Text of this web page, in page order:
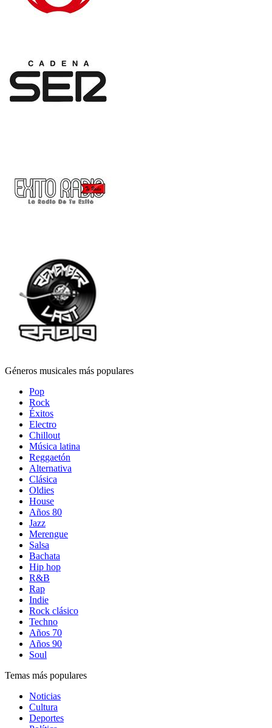
Géneros musicales más populares
Pop
Rock
Éxitos
Electro
Chillout
Música latina
Reggaetón
Alternativa
Clásica
Oldies
House
Años 80
Jazz
Merengue
Salsa
Bachata
Hip hop
R&B
Rap
Indie
Rock clásico
Techno
Años 70
Años 90
Soul
Temas más populares
Noticias
Cultura
Deportes